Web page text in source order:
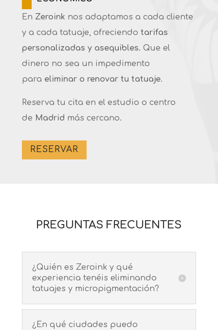
En Zeroink nos adaptamos a cada cliente
y a cada tatuaje, ofreciendo tarifas
personalizadas y asequibles. Que el
dinero no sea un impedimento
para eliminar o renovar tu tatuaje.
Reserva tu cita en el estudio o centro
de Madrid más cercano.
RESERVAR
PREGUNTAS FRECUENTES
¿Quién es Zeroink y qué
experiencia tenéis eliminando
tatuajes y micropigmentación?
¿En qué ciudades puedo